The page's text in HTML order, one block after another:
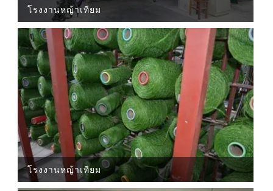
โรงงานหญ้าเทียม
โรงงานหญ้าเทียม